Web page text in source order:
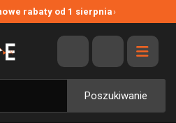
rabaty od 1 sierpnia›
Poszukiwanie